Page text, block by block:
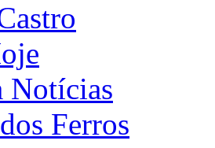
Notícias
Ferros